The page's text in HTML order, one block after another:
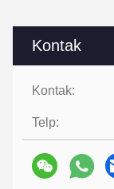
Kontak
Kontak:
Telp: